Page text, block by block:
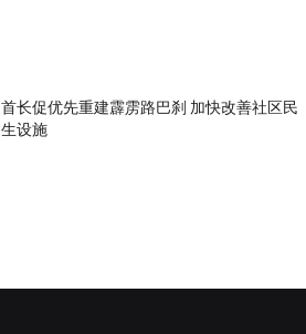
首长促优先重建霹雳路巴刹 加快改善社区民
生设施